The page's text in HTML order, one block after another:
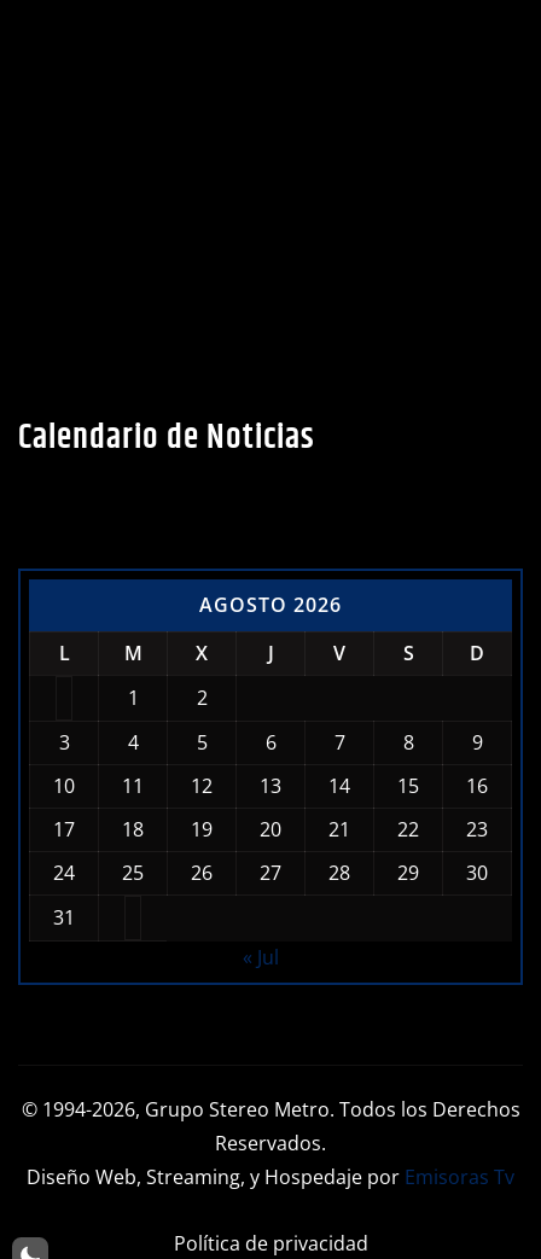
Calendario de Noticias
AGOSTO 2026
L
M X J V S
D
1
2
3
4 5 6 7 8
9
10
11 12 13 14 15
16
17
18 19 20 21 22
23
24
25 26 27 28 29
30
31
« Jul
© 1994-2026, Grupo Stereo Metro. Todos los Derechos
Reservados.
Diseño Web, Streaming, y Hospedaje por Emisoras Tv
Política de privacidad